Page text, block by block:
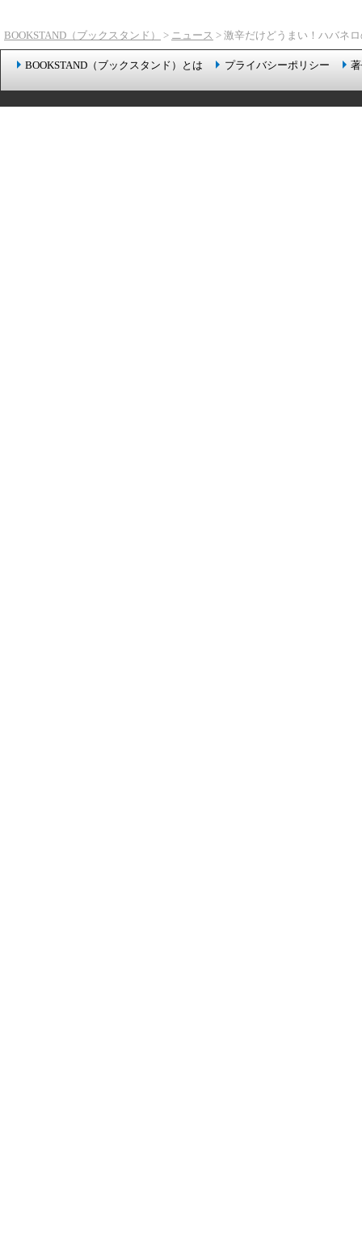
BOOKSTAND（ブックスタンド） > ニュース > 激辛だけどうまい！ハバネ
BOOKSTAND（ブックスタンド）とは プライバシーポリシー